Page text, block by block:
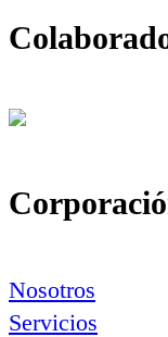
Nosotros
Servicios